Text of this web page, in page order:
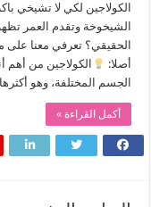
الكولاجين لكي لا تشيخي
الشيخوخة وتقدم العمر
الحقيقي؟ تعرفي معنا على
أصلا:
الكولاجين من أهم
الجسم المختلفة، وهو
أكمل القراءة »